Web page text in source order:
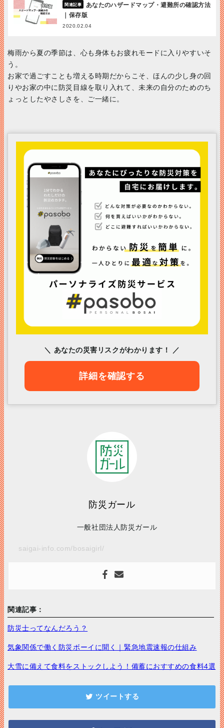
あなたのハザードマップ・避難所の確認方法
｜保存版
2020.02.04
梅雨から夏の季節は、心も身体もお疲れモードに入りやすいそ
う。
お家で過ごすことも増える時期だからこそ、ほんの少し身の回
りやお家の中に防災目線を取り入れて、未来の自分のためのち
ょっとしたやさしさを、ご一緒に。
＼ あなたの災害リスクがわかります！ ／
詳細を確認する
防災ガール
一般社団法人防災ガール
saigai-info.com/bosaigirl/
関連記事：
防災士ってなんだろう？
気象関係で働く防災ボーイに聞く｜緊急地震速報の仕組み
大雪に備えて食料をストックしよう！備蓄におすすめの食料4選